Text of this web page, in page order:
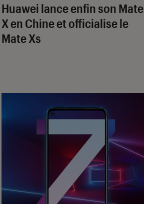
Huawei lance enfin son Mate
X en Chine et officialise le
Mate Xs